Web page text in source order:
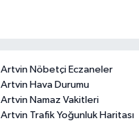
Artvin Nöbetçi Eczaneler
Artvin Hava Durumu
Artvin Namaz Vakitleri
Artvin Trafik Yoğunluk Haritası